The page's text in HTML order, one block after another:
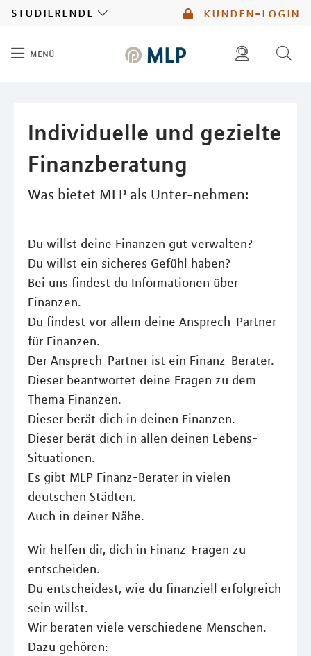
kunden-login
studierende
menü
Individuelle und gezielte
Finanzberatung
Was bietet MLP als Unter-nehmen:
Du willst deine Finanzen gut verwalten?
Du willst ein sicheres Gefühl haben?
Bei uns findest du Informationen über
Finanzen.
Du findest vor allem deine Ansprech-Partner
für Finanzen.
Der Ansprech-Partner ist ein Finanz-Berater.
Dieser beantwortet deine Fragen zu dem
Thema Finanzen.
Dieser berät dich in deinen Finanzen.
Dieser berät dich in allen deinen Lebens-
Situationen.
Es gibt MLP Finanz-Berater in vielen
deutschen Städten.
Auch in deiner Nähe.
Wir helfen dir, dich in Finanz-Fragen zu
entscheiden.
Du entscheidest, wie du finanziell erfolgreich
sein willst.
Wir beraten viele verschiedene Menschen.
Dazu gehören: